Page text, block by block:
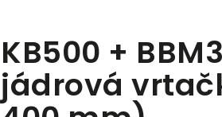
KB500 +
jádrová